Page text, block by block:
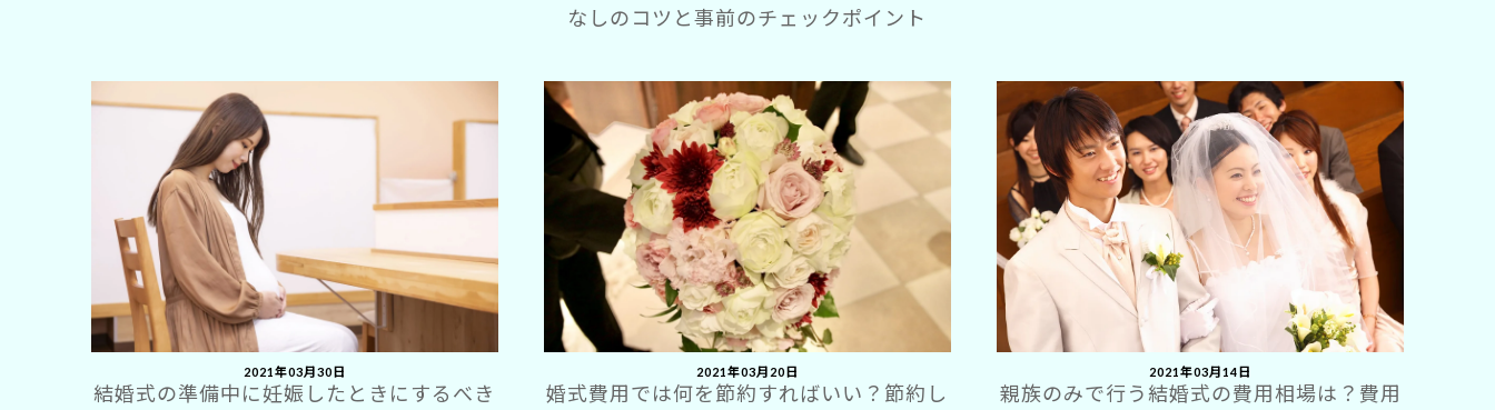
なしのコツと事前のチェックポイント
2021年03月30日
結婚式の準備中に妊娠したときにするべき
2021年03月20日
婚式費用では何を節約すればいい？節約し
2021年03月14日
親族のみで行う結婚式の費用相場は？費用